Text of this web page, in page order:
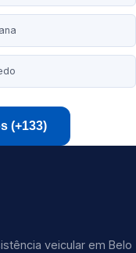
(+133)
veicular em Belo